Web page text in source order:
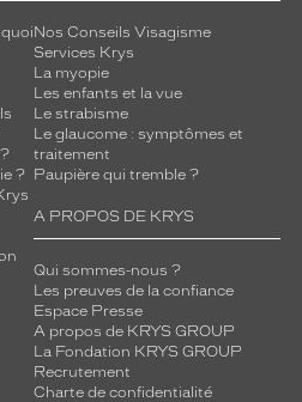
?
Nos Conseils Visagisme
Services Krys
La myopie
Les enfants et la vue
Le strabisme
Le glaucome : symptômes et
traitement
Paupière qui tremble ?
A PROPOS DE KRYS
Qui sommes-nous ?
Les preuves de la confiance
Espace Presse
A propos de KRYS GROUP
La Fondation KRYS GROUP
Recrutement
Charte de confidentialité